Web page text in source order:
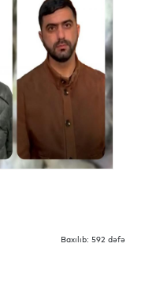
Baxılıb: 592 dəfə